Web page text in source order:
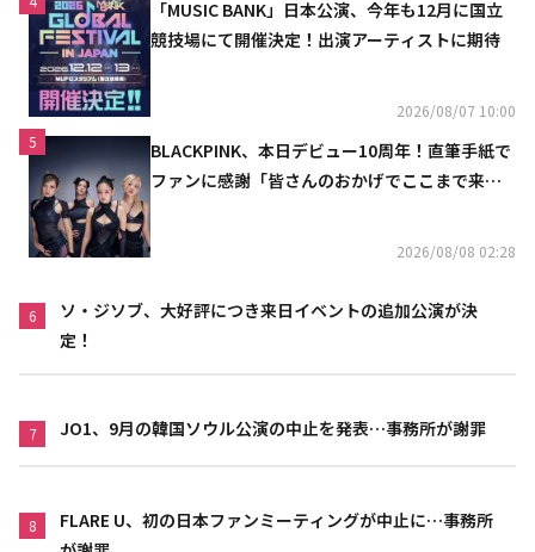
「MUSIC BANK」日本公演、今年も12月に国立
競技場にて開催決定！出演アーティストに期待
2026/08/07 10:00
5
BLACKPINK、本日デビュー10周年！直筆手紙で
ファンに感謝「皆さんのおかげでここまで来ら
2026/08/08 02:28
6
ソ・ジソブ、大好評につき来日イベントの追加公演が決
定！
7 JO1、9月の韓国ソウル公演の中止を発表…事務所が謝罪
8
FLARE U、初の日本ファンミーティングが中止に…事務所